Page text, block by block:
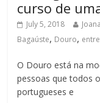
curso de
July 5, 2018
Bagaúste, Douro,
O Douro está na
pessoas que todos
portugueses e